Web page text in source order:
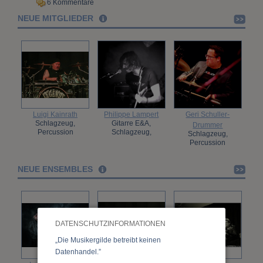
DATENSCHUTZINFORMATIONEN
„Die Musikergilde betreibt keinen
Datenhandel.”
6 Kommentare
NEUE MITGLIEDER
Luigi Kainrath
Schlagzeug,
Percussion
Philippe Lampert
Gitarre E&A,
Schlagzeug,
Geri Schuller-
Drummer
Schlagzeug,
Percussion
NEUE ENSEMBLES